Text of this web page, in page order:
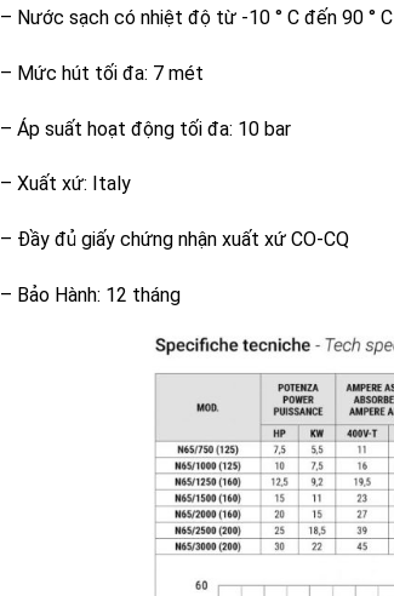
– Nước sạch có nhiệt độ từ -10 ° C đến 90 ° C
– Mức hút tối đa: 7 mét
– Áp suất hoạt động tối đa: 10 bar
– Xuất xứ: Italy
– Đầy đủ giấy chứng nhận xuất xứ CO-CQ
– Bảo Hành: 12 tháng